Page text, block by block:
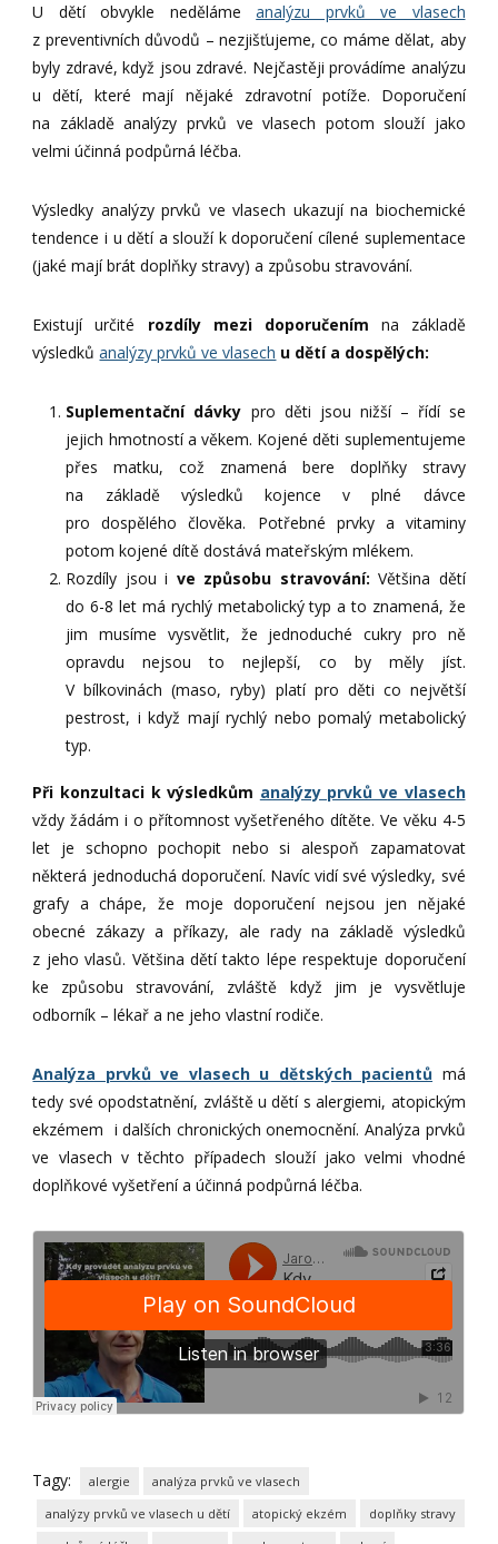
U dětí obvykle nedělámeanalýzu prvků ve vlasech
z preventivních důvodů – nezjišťujeme, co máme dělat, aby
byly zdravé, když jsou zdravé. Nejčastěji provádíme analýzu
u dětí, které mají nějaké zdravotní potíže. Doporučení
na základě analýzy prvků ve vlasech potom slouží jako
velmi účinná podpůrná léčba.
Výsledky analýzy prvků ve vlasech ukazují na biochemické
tendence i u dětí a slouží k doporučení cílené suplementace
(jaké mají brát doplňky stravy) a způsobu stravování.
Existují určité rozdíly mezi doporučením na základě
výsledkůanalýzy prvků ve vlasech u dětí a dospělých:
Suplementační dávky pro děti jsou nižší – řídí se
jejich hmotností a věkem. Kojené děti suplementujeme
přes matku, což znamená bere doplňky stravy
na základě výsledků kojence v plné dávce
pro dospělého člověka. Potřebné prvky a vitaminy
potom kojené dítě dostává mateřským mlékem.
Rozdíly jsou i ve způsobu stravování:Většina dětí
do 6-8 let má rychlý metabolický typ a to znamená, že
jim musíme vysvětlit, že jednoduché cukry pro ně
opravdu nejsou to nejlepší, co by měly jíst.
V bílkovinách (maso, ryby) platí pro děti co největší
pestrost, i když mají rychlý nebo pomalý metabolický
typ.
Při konzultaci k výsledkům analýzy prvků ve vlasech
vždy žádám i o přítomnost vyšetřeného dítěte. Ve věku 4-5
let je schopno pochopit nebo si alespoň zapamatovat
některá jednoduchá doporučení. Navíc vidí své výsledky, své
grafy a chápe, že moje doporučení nejsou jen nějaké
obecné zákazy a příkazy, ale rady na základě výsledků
z jeho vlasů. Většina dětí takto lépe respektuje doporučení
ke způsobu stravování, zvláště když jim je vysvětluje
odborník – lékař a ne jeho vlastní rodiče.
Analýza prvků ve vlasech u dětských pacientů má
tedy své opodstatnění, zvláště u dětí s alergiemi, atopickým
ekzémem i dalších chronických onemocnění. Analýza prvků
ve vlasech v těchto případech slouží jako velmi vhodné
doplňkové vyšetření a účinná podpůrná léčba.
Tagy: alergie
analýza prvků ve vlasech
analýzy prvků ve vlasech u dětí
atopický ekzém
doplňky stravy